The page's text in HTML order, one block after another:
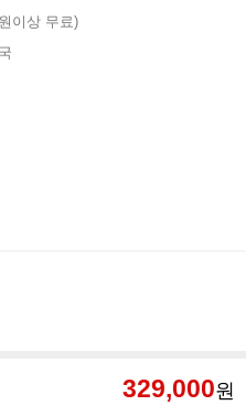
이상 무료)
329,000원